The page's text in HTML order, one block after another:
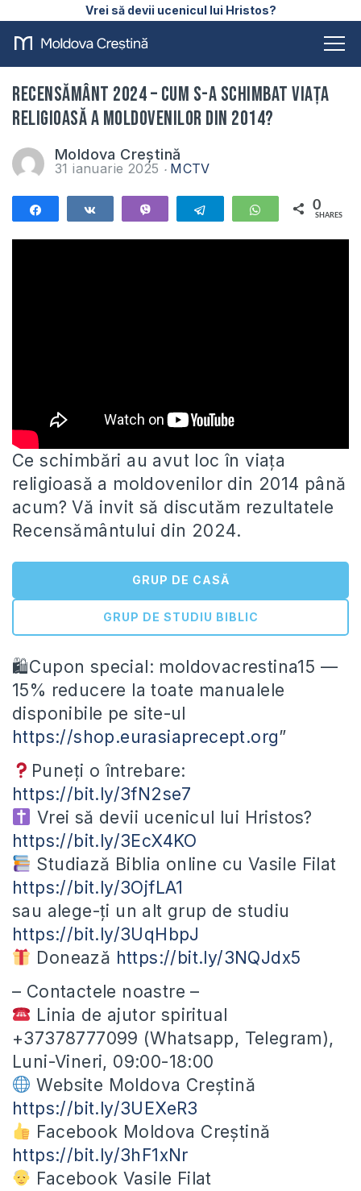
Vrei să devii ucenicul lui Hristos?
RECENSĂMÂNT 2024 – Cum s-a schimbat viața
religioasă a moldovenilor din 2014?
Moldova Creștină
31 ianuarie 2025 MCTV
Telegram WhatsApp
0
SHARES
Ce schimbări au avut loc în viața
religioasă a moldovenilor din 2014 până
acum? Vă invit să discutăm rezultatele
Recensământului din 2024.
GRUP DE CASĂ
GRUP DE STUDIU BIBLIC
🛍Cupon special: moldovacrestina15 —
15% reducere la toate manualele
disponibile pe site-ul
https://shop.eurasiaprecept.org”
Puneți o întrebare:
https://bit.ly/3fN2se7
Vrei să devii ucenicul lui Hristos?
https://bit.ly/3EcX4KO
Studiază Biblia online cu Vasile Filat
https://bit.ly/3OjfLA1
sau alege-ți un alt grup de studiu
https://bit.ly/3UqHbpJ
Donează https://bit.ly/3NQJdx5
– Contactele noastre –
Linia de ajutor spiritual
+37378777099 (Whatsapp, Telegram),
Luni-Vineri, 09:00-18:00
Website Moldova Creștină
https://bit.ly/3UEXeR3
Facebook Moldova Creștină
https://bit.ly/3hF1xNr
Facebook Vasile Filat